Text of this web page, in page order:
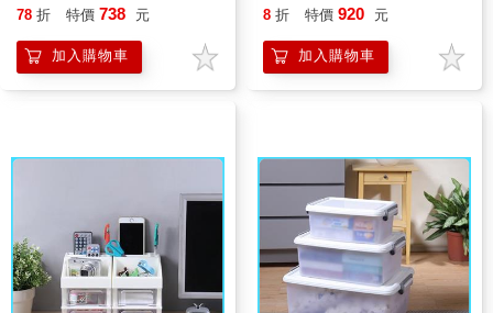
78 折 特價 738 元
加入購物車
8 折 特價 920 元
加入購物車